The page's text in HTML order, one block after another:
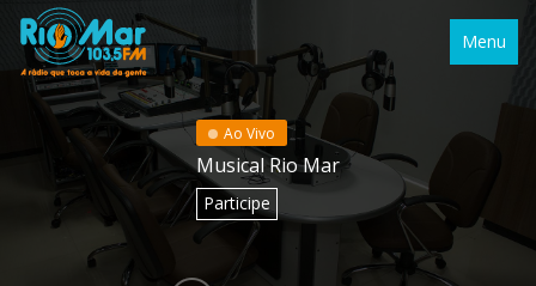
Menu
Ao Vivo
Musical Rio Mar
Participe